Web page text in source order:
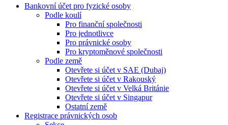
Bankovní účet pro fyzické osoby
Podle koulí
Pro finanční společnosti
Pro jednotlivce
Pro právnické osoby
Pro kryptoměnové společnosti
Podle země
Otevřete si účet v SAE (Dubaj)
Otevřete si účet v Rakouský
Otevřete si účet v Velká Británie
Otevřete si účet v Singapur
Ostatní země
Registrace právnických osob